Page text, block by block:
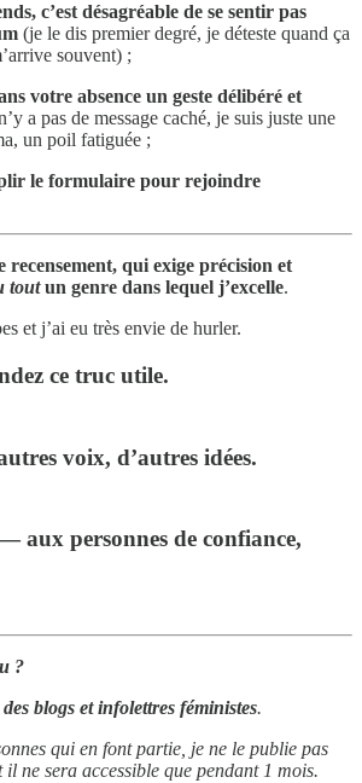
c’est désagréable de se sentir pas
(je le dis premier degré, je déteste quand ça
souvent) ;
votre absence un geste délibéré et
a pas de message caché, je suis juste une
un poil fatiguée ;
le formulaire pour rejoindre
recensement, qui exige précision et
toutun genre dans lequel j’excelle.
et j’ai eu très envie de hurler.
ce truc utile.
voix, d’autres idées.
aux personnes de confiance,
?
blogs et infolettres féministes.
qui en font partie, je ne le publie pas
ne sera accessible que pendant 1 mois.